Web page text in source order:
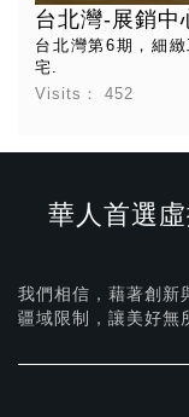
台北灣-展銷中
台北灣第6期，細
宅.
Visits：452
華人首選
我們相信，藉著創新
疆域限制，讓美好無